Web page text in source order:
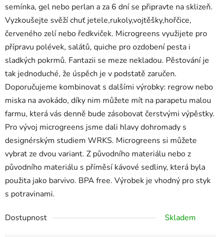
semínka, gel nebo perlan a za 6 dní se připravte na sklizeň.
Vyzkoušejte svěží chuť jetele,rukoly,vojtěšky,hořčice,
červeného zelí nebo ředkviček. Microgreens využijete pro
přípravu polévek, salátů, quiche pro ozdobení pesta i
sladkých pokrmů. Fantazii se meze nekladou. Pěstování je
tak jednoduché, že úspěch je v podstatě zaručen.
Doporučujeme kombinovat s dalšími výrobky: regrow nebo
miska na avokádo, díky nim můžete mít na parapetu malou
farmu, která vás denně bude zásobovat čerstvými výpěstky.
Pro vývoj microgreens jsme dali hlavy dohromady s
designérským studiem WRKS. Microgreens si můžete
vybrat ze dvou variant. Z původního materiálu nebo z
původního materiálu s příměsí kávové sedliny, která byla
použita jako barvivo. BPA free. Výrobek je vhodný pro styk
s potravinami.
Dostupnost Skladem